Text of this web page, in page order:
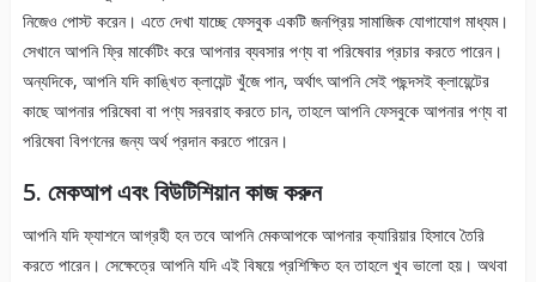
নিজেও পোস্ট করেন। এতে দেখা যাচ্ছে ফেসবুক একটি জনপ্রিয় সামাজিক যোগাযোগ মাধ্যম।
সেখানে আপনি ফ্রি মার্কেটিং করে আপনার ব্যবসার পণ্য বা পরিষেবার প্রচার করতে পারেন।
অন্যদিকে, আপনি যদি কাঙ্খিত ক্লায়েন্ট খুঁজে পান, অর্থাৎ আপনি সেই পছন্দসই ক্লায়েন্টের
কাছে আপনার পরিষেবা বা পণ্য সরবরাহ করতে চান, তাহলে আপনি ফেসবুকে আপনার পণ্য বা
পরিষেবা বিপণনের জন্য অর্থ প্রদান করতে পারেন।
5. মেকআপ এবং বিউটিশিয়ান কাজ করুন
আপনি যদি ফ্যাশনে আগ্রহী হন তবে আপনি মেকআপকে আপনার ক্যারিয়ার হিসাবে তৈরি
করতে পারেন। সেক্ষেত্রে আপনি যদি এই বিষয়ে প্রশিক্ষিত হন তাহলে খুব ভালো হয়। অথবা